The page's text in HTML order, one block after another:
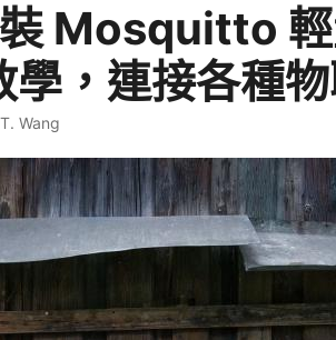
Mosquitto
，連接各種
Wang